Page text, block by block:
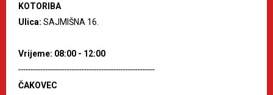
KOTORIBA
Ulica: SAJMIŠNA 16.
Vrijeme: 08:00 - 12:00
--------------------------------------------------------
ČAKOVEC